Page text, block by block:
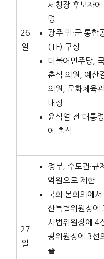
26
일
세청장 후보자에
명
광주 민·군 통합
(TF) 구성
더불어민주당,
춘석 의원, 예산
의원, 문화체육
내정
윤석열 전 대통
에 출석
27
일
정부, 수도권·규
억원으로 제한
국회 본회의에
산특별위원장에
사법위원장에 4
광위원장에 3선
출